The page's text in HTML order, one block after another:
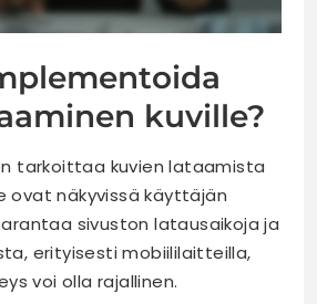
kuville?
tarkoittaa kuvien lataamista
ovat näkyvissä käyttäjän
sivuston latausaikoja ja
erityisesti mobiililaitteilla,
voi olla rajallinen.